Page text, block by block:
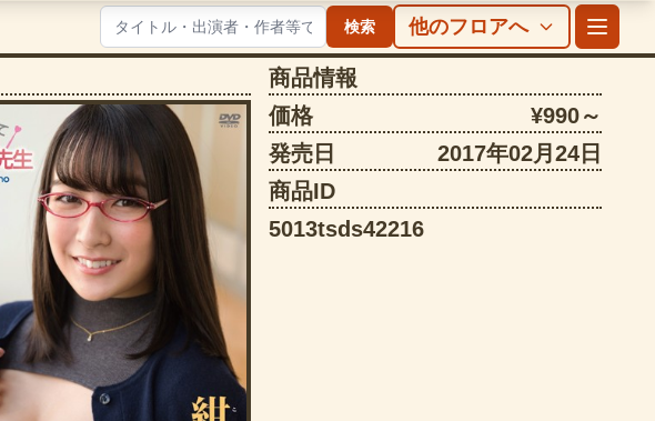
検索 他のフロアへ
商品情報
価格
¥990～
発売日
2017年02月24日
商品ID
5013tsds42216